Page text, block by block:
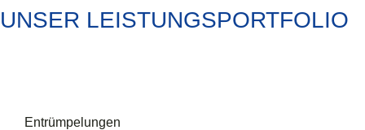
UNSER LEISTUNGSPORTFOLIO
Entrümpelungen